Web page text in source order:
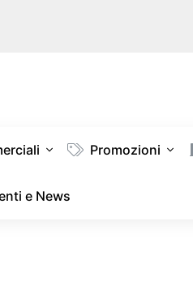
Promozioni
e News